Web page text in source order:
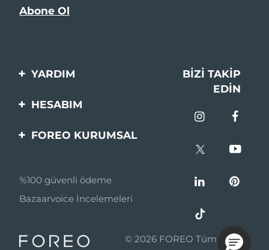
YARDIM
Bi̇zi̇mle İleti̇şi̇me Geçi̇n
BIZI TAKIP
EDIN
HESABIM
Ürün Kaydı
FOREO KURUMSAL
Ortaklik Programi
Ortaklık haberleri
%100 güvenli ödeme
Bazaarvoice İncelemeleri
© 2026 FOREO Tüm hakları